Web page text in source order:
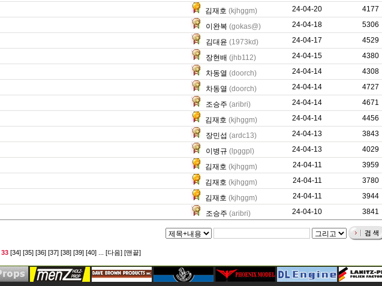
김재호 (kjhggm) 24-04-20
4177
이완복 (gokas@) 24-04-18
5306
김대윤 (1973kd) 24-04-17
4529
장현배 (jhb112) 24-04-15
4380
차동열 (doorch) 24-04-14
4308
차동열 (doorch) 24-04-14
4727
조승주 (aribri) 24-04-14
4671
김재호 (kjhggm) 24-04-14
4456
장민섭 (ardc13) 24-04-13
3843
이병규 (lpggpl) 24-04-13
4029
김재호 (kjhggm) 24-04-11
3959
김재호 (kjhggm) 24-04-11
3780
김재호 (kjhggm) 24-04-11
3944
조승주 (aribri) 24-04-10 3841
33 [34] [35] [36] [37] [38] [39] [40] [다음] [맨끝]